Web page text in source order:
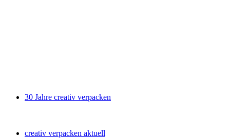
30 Jahre creativ verpacken
creativ verpacken aktuell